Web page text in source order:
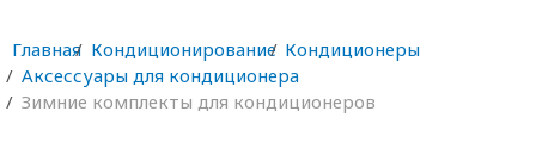
Главная Кондиционирование Кондиционеры
Аксессуары для кондиционера
Зимние комплекты для кондиционеров